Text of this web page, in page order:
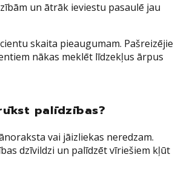
un ātrāk ieviestu pasaulē jau
skaita pieaugumam. Pašreizējie
nākas meklēt līdzekļus ārpus
palīdzības?
vai jāizliekas neredzam.
dzīvildzi un palīdzēt vīriešiem kļūt